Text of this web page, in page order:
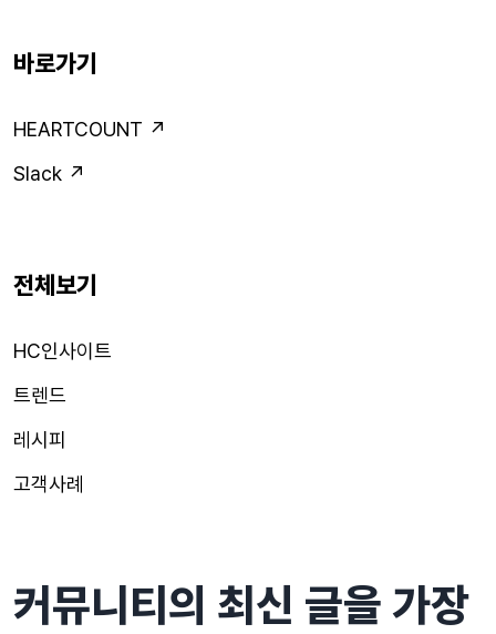
바로가기
HEARTCOUNT ↗
Slack ↗
전체보기
HC인사이트
트렌드
레시피
고객사례
커뮤니티의 최신 글을 가장